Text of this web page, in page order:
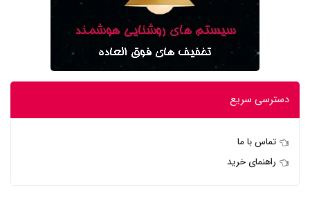
دسترسی سریع
تماس با ما
راهنمای خرید